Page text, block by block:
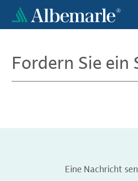
Direkt
zum
Inhalt
Fordern Sie ein
Eine Nachricht